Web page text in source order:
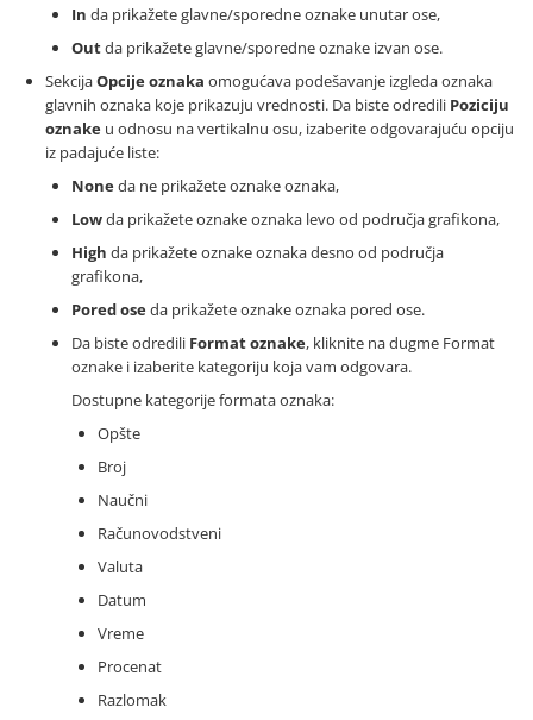
In da prikažete glavne/sporedne oznake unutar ose,
Outda prikažete glavne/sporedne oznake izvan ose.
SekcijaOpcije oznaka omogućava podešavanje izgleda oznaka
glavnih oznaka koje prikazuju vrednosti. Da biste odredili Poziciju
oznake u odnosu na vertikalnu osu, izaberite odgovarajuću opciju
iz padajuće liste:
Noneda ne prikažete oznake oznaka,
Lowda prikažete oznake oznaka levo od područja grafikona,
High da prikažete oznake oznaka desno od područja
grafikona,
Pored oseda prikažete oznake oznaka pored ose.
Da biste odredili Format oznake, kliknite na dugme Format
oznake i izaberite kategoriju koja vam odgovara.
Dostupne kategorije formata oznaka:
Opšte
Broj
Naučni
Računovodstveni
Valuta
Datum
Vreme
Procenat
Razlomak